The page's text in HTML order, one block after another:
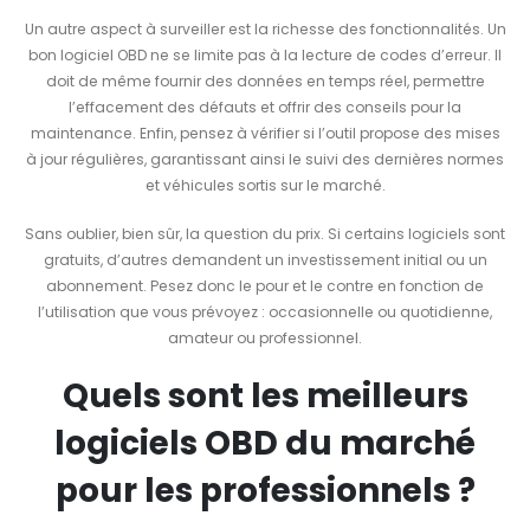
Un autre aspect à surveiller est la richesse des fonctionnalités. Un
bon logiciel OBD ne se limite pas à la lecture de codes d’erreur. Il
doit de même fournir des données en temps réel, permettre
l’effacement des défauts et offrir des conseils pour la
maintenance. Enfin, pensez à vérifier si l’outil propose des mises
à jour régulières, garantissant ainsi le suivi des dernières normes
et véhicules sortis sur le marché.
Sans oublier, bien sûr, la question du prix. Si certains logiciels sont
gratuits, d’autres demandent un investissement initial ou un
abonnement. Pesez donc le pour et le contre en fonction de
l’utilisation que vous prévoyez : occasionnelle ou quotidienne,
amateur ou professionnel.
Quels sont les meilleurs
logiciels OBD du marché
pour les professionnels ?